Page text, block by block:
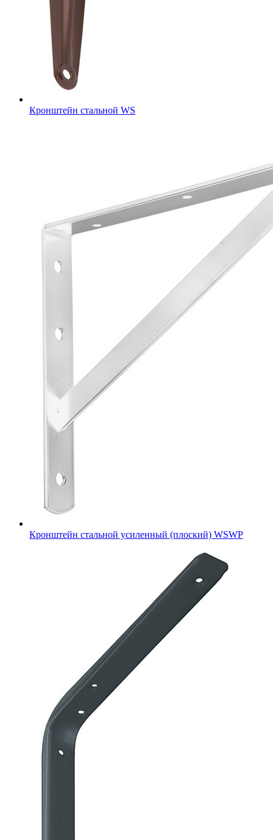
Кронштейн стальной WS
Кронштейн стальной усиленный (плоский) WSWP